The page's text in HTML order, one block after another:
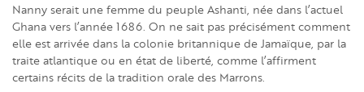
Nanny serait une femme du peuple Ashanti, née dans l’actuel
Ghana vers l’année 1686. On ne sait pas précisément comment
elle est arrivée dans la colonie britannique de Jamaïque, par la
traite atlantique ou en état de liberté, comme l’affirment
certains récits de la tradition orale des Marrons.